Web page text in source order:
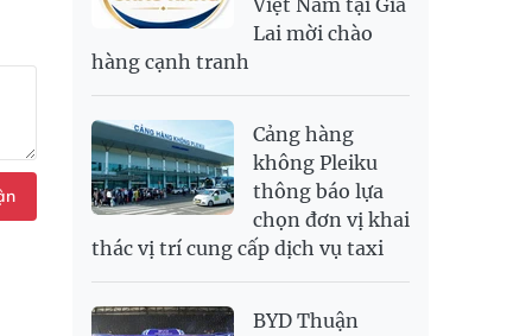
SAR
6,944.19
7,243.07
2,709.1
2,823.98
SGD
USD
26,010 26,040 26,420
Việt Nam tại Gia
Lai mời chào
hàng cạnh tranh
Cảng hàng
không Pleiku
thông báo lựa
chọn đơn vị khai
thác vị trí cung cấp dịch vụ taxi
BYD Thuận